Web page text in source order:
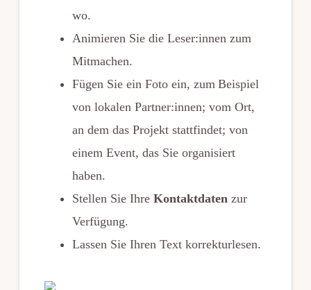
wo.
Animieren Sie die Leser:innen zum
Mitmachen.
Fügen Sie ein Foto ein, zum Beispiel
von lokalen Partner:innen; vom Ort,
an dem das Projekt stattfindet; von
einem Event, das Sie organisiert
haben.
Stellen Sie Ihre Kontaktdatenzur
Verfügung.
Lassen Sie Ihren Text korrekturlesen.